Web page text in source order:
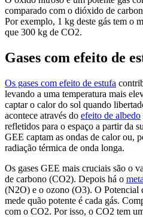
comparado com o dióxido de
Por exemplo, 1 kg deste gás tem o
que 300 kg de CO2.
Gases com efeito de
Os gases com efeito de estufa
levando a uma temperatura mais
captar o calor do sol quando
acontece através do efeito de albedo
refletidos para o espaço a partir da
GEE captam as ondas de calor ou,
radiação térmica de onda longa.
Os gases GEE mais cruciais são o
de carbono (CO2). Depois há o
(N2O) e o ozono (O3). O Potencial
mede quão potente é cada gás.
com o CO2. Por isso, o CO2 tem